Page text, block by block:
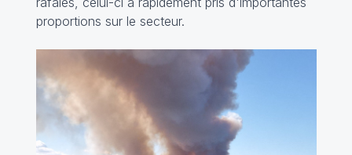
proportions sur le secteur.